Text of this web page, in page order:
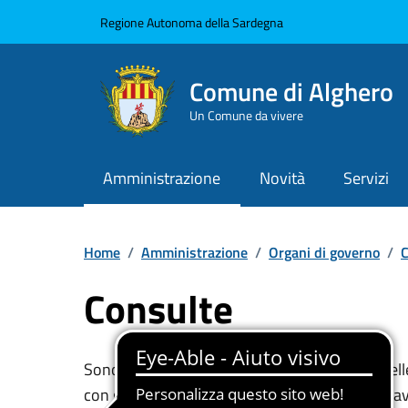
Regione Autonoma della Sardegna
Comune di Alghero
Un Comune da vivere
Amministrazione Novità Servizi
Home / Amministrazione / Organi di governo /
Consulte
Sono lo strumento di collegamento diretto
con gli Organi di governo locale al fine poter